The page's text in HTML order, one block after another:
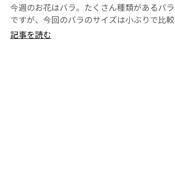
今週のお花はバラ。たくさん種類があるバラ
ですが、今回のバラのサイズは小ぶりで比較
的長持ち。 さて今日はわんちゃんの寝床作
記事を読む